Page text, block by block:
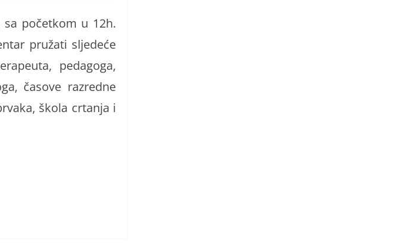
sa početkom u 12h.
pružati sljedeće
pedagoga,
časove razredne
škola crtanja i